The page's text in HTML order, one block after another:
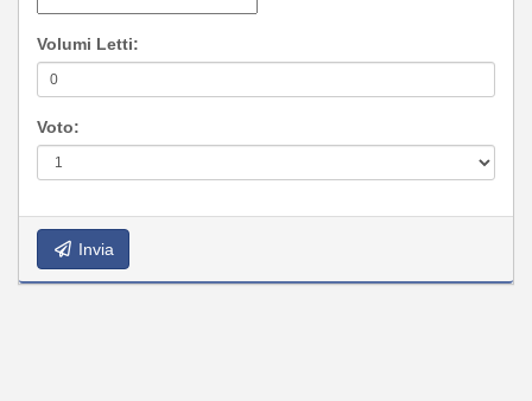
Volumi Letti:
Voto:
Invia